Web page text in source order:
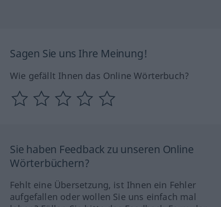
Sagen Sie uns Ihre Meinung!
Wie gefällt Ihnen das Online Wörterbuch?
Sie haben Feedback zu unseren Online
Wörterbüchern?
Fehlt eine Übersetzung, ist Ihnen ein Fehler
aufgefallen oder wollen Sie uns einfach mal